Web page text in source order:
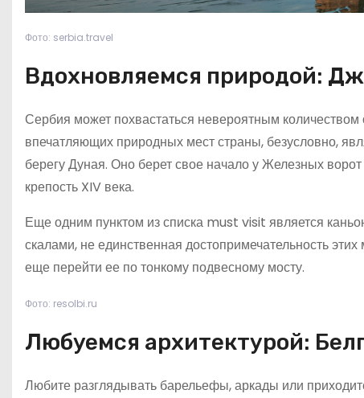
Фото: serbia.travel
Вдохновляемся природой:
Сербия может похвастаться невероятным
впечатляющих природных мест страны, безусловно,
берегу Дуная. Оно берет свое начало у Железных
крепость XIV века.
Еще одним пунктом из списка must visit является
скалами, не единственная достопримечательность
еще перейти ее по тонкому подвесному мосту.
Фото: resolbi.ru
Любуемся архитектурой:
Любите разглядывать барельефы, аркады или